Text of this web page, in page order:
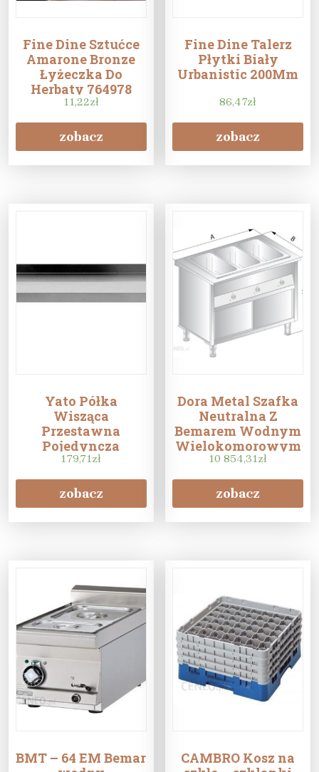
Fine Dine Sztućce
Amarone Bronze
Łyżeczka Do
Herbaty 764978
11,22zł
zobacz
Fine Dine Talerz
Płytki Biały
Urbanistic 200Mm
86,47zł
zobacz
Yato Półka
Wisząca
Przestawna
Pojedyncza
900X300X180Mm
YG-09040
179,71zł
zobacz
Dora Metal Szafka
Neutralna Z
Bemarem Wodnym
Wielokomorowym
Erik Dm-94514/4-E
1573X705X900
10 854,31zł
zobacz
BMT – 64 EM Bemar
CAMBRO Kosz na